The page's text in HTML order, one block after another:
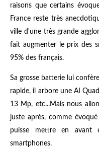
raisons que certains
France reste très
ville d'une très grande
fait augmenter le prix des
95% des français.
Sa grosse batterie lui
rapide, il arbore une AI
13 Mp, etc...Mais nous
juste après, comme
puisse mettre en avant
smartphones.